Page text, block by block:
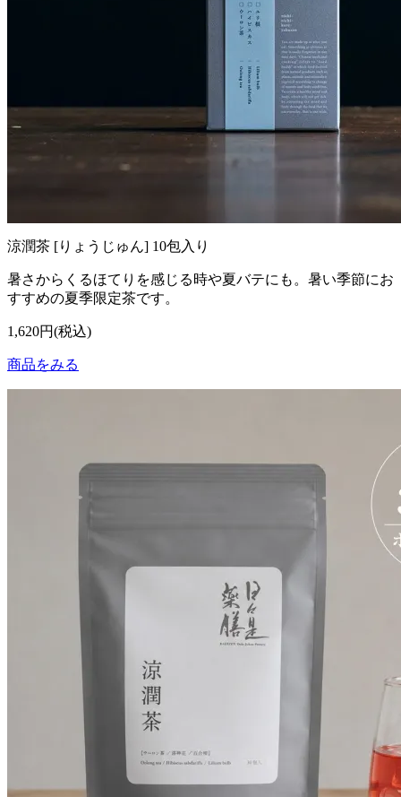
涼潤茶 [りょうじゅん] 10包入り
暑さからくるほてりを感じる時や夏バテにも。暑い季節にお
すすめの夏季限定茶です。
1,620円(税込)
商品をみる